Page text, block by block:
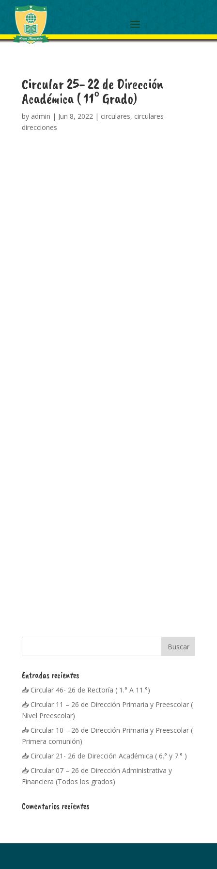
Circular 25- 22 de Dirección
Académica ( 11° Grado)
by admin | Jun 8, 2022| circulares, circulares
direcciones
Entradas recientes
📥 Circular 46- 26 de Rectoría ( 1.° A 11.°)
📥 Circular 11 – 26 de Dirección Primaria y Preescolar (
Nivel Preescolar)
📥 Circular 10 – 26 de Dirección Primaria y Preescolar (
Primera comunión)
📥 Circular 21- 26 de Dirección Académica ( 6.° y 7.° )
📥 Circular 07 – 26 de Dirección Administrativa y
Financiera (Todos los grados)
Comentarios recientes